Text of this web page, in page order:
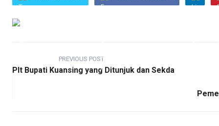
PREVIOUS POST
Plt Bupati Kuansing yang Ditunjuk dan Sekda